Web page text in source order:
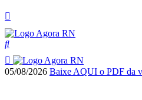
05/08/2026 Baixe AQUI o PDF da